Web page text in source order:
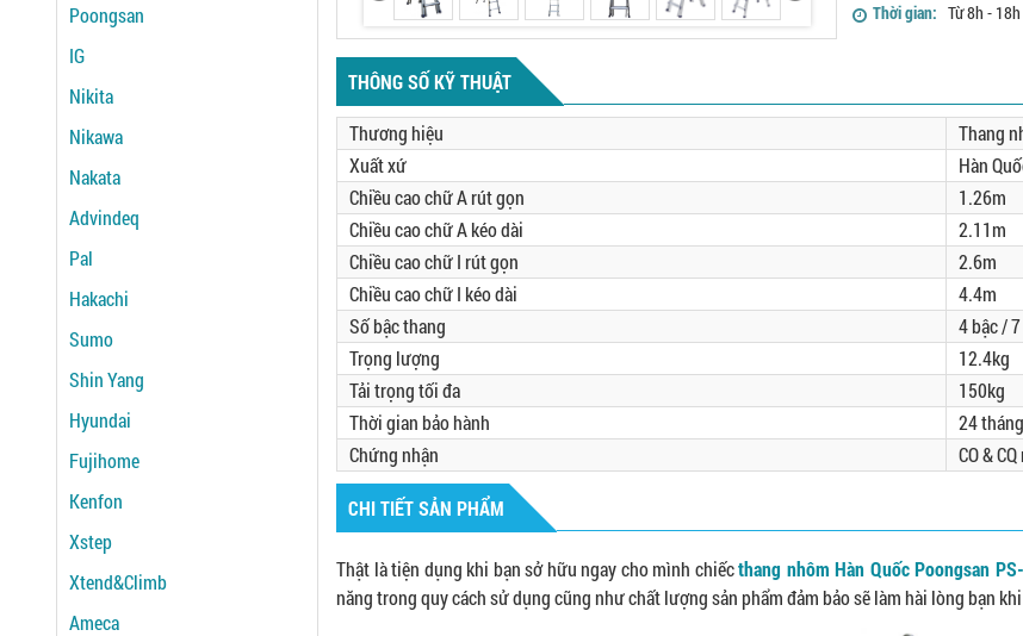
Thời gian: Từ 8h -
THÔNG SỐ KỸ THUẬT
Thương hiệu
Thang
Xuất xứ
Hàn
Chiều cao chữ A rút gọn
1.26m
Chiều cao chữ A kéo dài
2.11m
Chiều cao chữ I rút gọn
2.6m
Chiều cao chữ I kéo dài
4.4m
Số bậc thang
4 bậc /
Trọng lượng
12.4kg
Tải trọng tối đa
150kg
Thời gian bảo hành
24 tháng
Chứng nhận
CO &
CHI TIẾT SẢN PHẨM
Thật là tiện dụng khi bạn sở hữu ngay cho mình chiếcthang nhôm Hàn Quốc Poongsan
năng trong quy cách sử dụng cũng như chất lượng sản phẩm đảm bảo sẽ làm hài lòng bạn
Poongsan
IG
Nikita
Nikawa
Nakata
Advindeq
Pal
Hakachi
Sumo
Shin Yang
Hyundai
Fujihome
Kenfon
Xstep
Xtend&Climb
Ameca